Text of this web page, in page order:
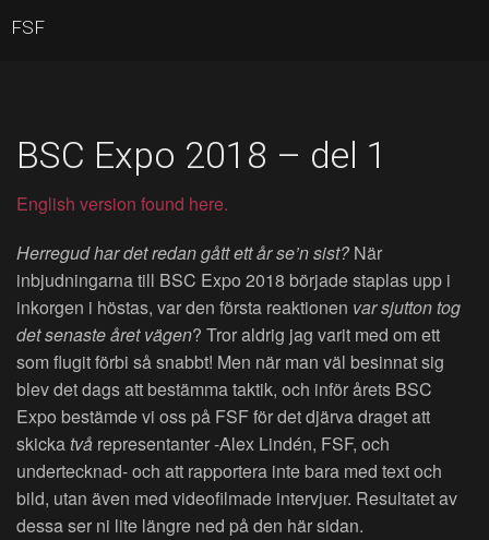
BSC Expo 2018 – del 1
English version found here.
Herregud har det redan gått ett år se’n sist? När
inbjudningarna till BSC Expo 2018 började staplas upp i
inkorgen i höstas, var den första reaktionen var sjutton tog
det senaste året vägen? Tror aldrig jag varit med om ett
som flugit förbi så snabbt! Men när man väl besinnat sig
blev det dags att bestämma taktik, och inför årets BSC
Expo bestämde vi oss på FSF för det djärva draget att
skickatvå representanter -Alex Lindén, FSF, och
undertecknad- och att rapportera inte bara med text och
bild, utan även med videofilmade intervjuer. Resultatet av
dessa ser ni lite längre ned på den här sidan.
FSF